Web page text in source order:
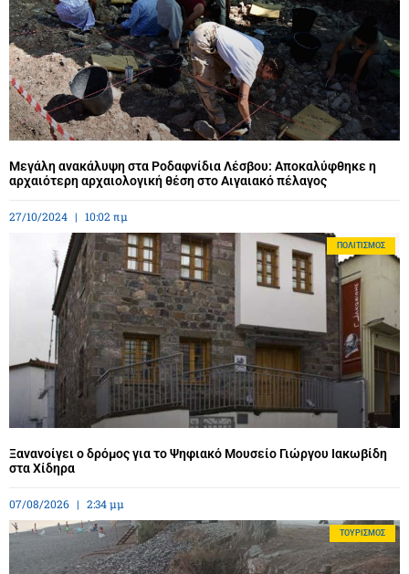
Μεγάλη ανακάλυψη στα Ροδαφνίδια Λέσβου: Αποκαλύφθηκε η
αρχαιότερη αρχαιολογική θέση στο Αιγαιακό πέλαγος
27/10/2024 10:02 πμ
ΠΟΛΙΤΙΣΜΌΣ
Ξανανοίγει ο δρόμος για το Ψηφιακό Μουσείο Γιώργου Ιακωβίδη
στα Χίδηρα
07/08/2026 2:34 μμ
ΤΟΥΡΙΣΜΌΣ